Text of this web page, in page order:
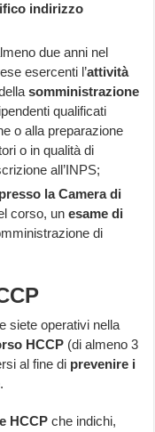
indirizzo
due anni nel
esercenti l’attività
somministrazione
qualificati
o alla preparazione
o in qualità di
all’INPS;
la Camera di
corso, unesame di
di
siete operativi nella
HCCP (di almeno 3
al fine di prevenire i
.
HCCP che indichi,